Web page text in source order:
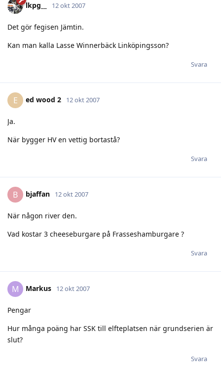
lkpg__ 12 okt 2007
Det gör fegisen Jämtin.
Kan man kalla Lasse Winnerbäck Linköpingsson?
Svara
E ed wood 2 12 okt 2007
Ja.
När bygger HV en vettig bortastå?
Svara
B bjaffan 12 okt 2007
När någon river den.
Vad kostar 3 cheeseburgare på Frasseshamburgare ?
Svara
M Markus 12 okt 2007
Pengar
Hur många poäng har SSK till elfteplatsen när grundserien är
slut?
Svara